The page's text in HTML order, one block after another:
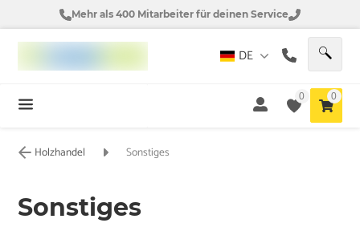
Mehr als 400 Mitarbeiter für deinen Service
DE
0 0
Holzhandel Sonstiges
Sonstiges